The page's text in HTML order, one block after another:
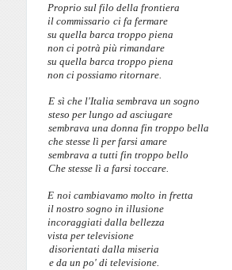
Proprio sul filo della frontiera
il commissario cifa fermare
su quella barca troppo piena
non cipotrà più rimandare
su quella barca troppo piena
non cipossiamo ritornare.
E sìche l'Italia sembrava un sogno
steso per lungo ad asciugare
sembrava una donna fin troppo bella
che stesse lì per farsi amare
sembrava a tutti fin troppo bello
Che stesse lì a farsi toccare.
E noi cambiavamo molto infretta
il nostro sogno inillusione
incoraggiati dalla bellezza
vista per televisione
disorientati dalla miseria
e da un po' di televisione.